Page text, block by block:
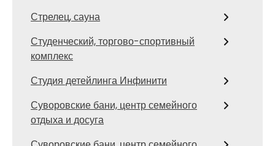
Стрелец, сауна
Студенческий, торгово-спортивный
комплекс
Студия детейлинга Инфинити
Суворовские бани, центр семейного
отдыха и досуга